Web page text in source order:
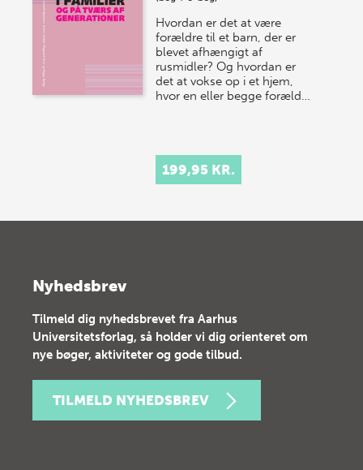
Hvordan er det at være
forældre til et barn, der er
blevet afhængigt af
rusmidler? Og hvordan er
det at vokse op i et hjem,
hvor en eller begge foræld…
199,95 KR.
Nyhedsbrev
Tilmeld dig nyhedsbrevet fra Aarhus
Universitetsforlag, så holder vi dig orienteret om
nye bøger, aktiviteter og gode tilbud.
TILMELD NYHEDSBREV